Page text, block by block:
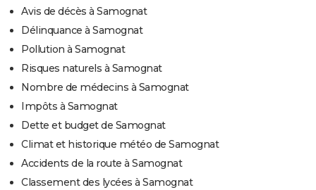
Avis de décès à Samognat
Délinquance à Samognat
Pollution à Samognat
Risques naturels à Samognat
Nombre de médecins à Samognat
Impôts à Samognat
Dette et budget de Samognat
Climat et historique météo de Samognat
Accidents de la route à Samognat
Classement des lycées à Samognat